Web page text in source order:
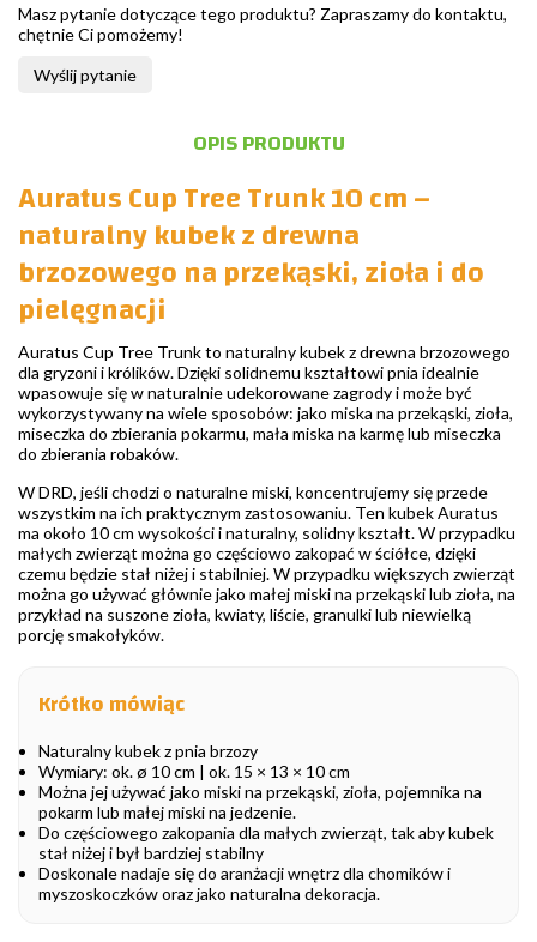
Masz pytanie dotyczące tego produktu? Zapraszamy do kontaktu,
chętnie Ci pomożemy!
Wyślij pytanie
OPIS PRODUKTU
Auratus Cup Tree Trunk 10 cm –
naturalny kubek z drewna
brzozowego na przekąski, zioła i do
pielęgnacji
Auratus Cup Tree Trunk to naturalny kubek z drewna brzozowego
dla gryzoni i królików. Dzięki solidnemu kształtowi pnia idealnie
wpasowuje się w naturalnie udekorowane zagrody i może być
wykorzystywany na wiele sposobów: jako miska na przekąski, zioła,
miseczka do zbierania pokarmu, mała miska na karmę lub miseczka
do zbierania robaków.
W DRD, jeśli chodzi o naturalne miski, koncentrujemy się przede
wszystkim na ich praktycznym zastosowaniu. Ten kubek Auratus
ma około 10 cm wysokości i naturalny, solidny kształt. W przypadku
małych zwierząt można go częściowo zakopać w ściółce, dzięki
czemu będzie stał niżej i stabilniej. W przypadku większych zwierząt
można go używać głównie jako małej miski na przekąski lub zioła, na
przykład na suszone zioła, kwiaty, liście, granulki lub niewielką
porcję smakołyków.
Krótko mówiąc
Naturalny kubek z pnia brzozy
Wymiary: ok. ø 10 cm | ok. 15 × 13 × 10 cm
Można jej używać jako miski na przekąski, zioła, pojemnika na
pokarm lub małej miski na jedzenie.
Do częściowego zakopania dla małych zwierząt, tak aby kubek
stał niżej i był bardziej stabilny
Doskonale nadaje się do aranżacji wnętrz dla chomików i
myszoskoczków oraz jako naturalna dekoracja.